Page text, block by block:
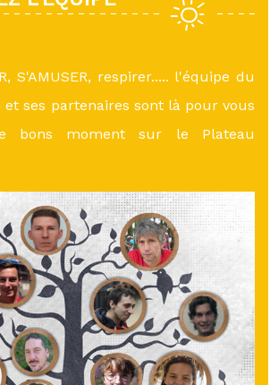
S'AMUSER, respirer..... l'équipe du
et ses partenaires sont là pour vous
bons moment sur le Plateau